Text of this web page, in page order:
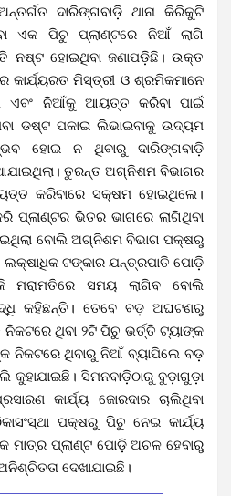
ଦାରିଙ୍ଗବାଡ଼ି ଥାନା କିରିକୁଟି
ଏକ ପିଚୁ ପ୍ଲାଣ୍ଟରେ ନିଆଁ ଲାଗି
ନଷ୍ଟ ହୋଇଥିବା ଜଣାପଡ଼ିଛି। ଉକ୍ତ
କାର୍ଯ୍ୟରତ ମିସ୍ତ୍ରୀ ଓ ଶ୍ରମିକମାନେ
ଏବଂ ନିଆଁକୁ ଆୟତ୍ତ କରିବା ପାଇଁ
ଡଷ୍ଟ ପକାଇ ଲିଭାଇବାକୁ ଉଦ୍ୟମ
ହୋଇ ନ ଥିବାରୁ ଦାରିଙ୍ଗବାଡ଼ି
ତୁରନ୍ତ ଅଗ୍ନିଶମ ବିଭାଗର
କରିବାରେ ସକ୍ଷମ ହୋଇଥିଲେ।
ପ୍ଲାଣ୍ଟର ଭିତର ଭାଗରେ ଲାଗିଥିବା
ବୋଲି ଅଗ୍ନିଶମ ବିଭାଗ ପକ୍ଷରୁ
ଲକ୍ଷାଧିକ ଟଙ୍କାର ଯନ୍ତ୍ରପାତି ପୋଡ଼ି
ମରାମତିରେ ସମୟ ଲାଗିବ ବୋଲି
କହିଛନ୍ତି। ତେବେ ବଡ଼ ଅଘଟଣରୁ
ଥିବା ୨ଟି ପିଚୁ ଭର୍ତ୍ତି ଟ୍ୟାଙ୍କ
ନିକଟରେ ଥିବାରୁ ନିଆଁ ବ୍ୟାପିଲେ ବଡ଼
ସିମନବାଡ଼ିଠାରୁ ବୁଡ଼ାଗୁଡ଼ା
କାର୍ଯ୍ୟ ଜୋରଦାର ଚାଲିଥିବା
ପକ୍ଷରୁ ପିଚୁ ନେଇ କାର୍ଯ୍ୟ
ମାତ୍ର ପ୍ଲାଣ୍ଟ ପୋଡ଼ି ଅଚଳ ହେବାରୁ
ଦେଖାଯାଇଛି।